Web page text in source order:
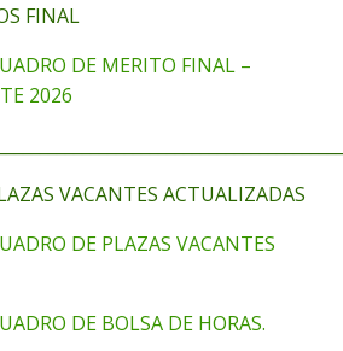
FINAL
DE MERITO FINAL –
2026
VACANTES ACTUALIZADAS
DE PLAZAS VACANTES
DE BOLSA DE HORAS.